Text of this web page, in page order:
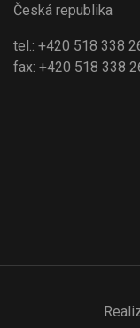
Česká republika
tel.: +420 518 338
fax: +420 518 338